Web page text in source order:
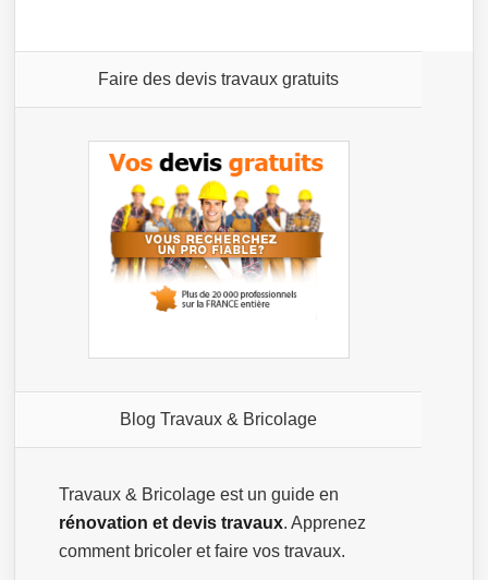
Faire des devis travaux gratuits
Blog Travaux & Bricolage
Travaux & Bricolage est un guide en
rénovation et devis travaux. Apprenez
comment bricoler et faire vos travaux.